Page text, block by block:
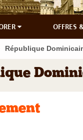
OFFRES
République